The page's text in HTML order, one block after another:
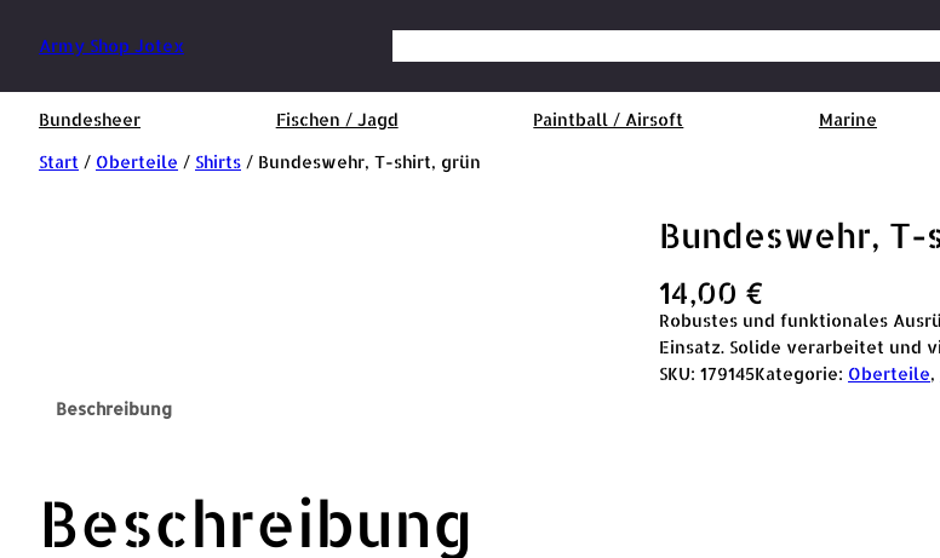
Army Shop Jotex
Bundesheer Fischen / Jagd Paintball / Airsoft Marine
Start / Oberteile / Shirts / Bundeswehr, T-shirt, grün
Bundeswehr,
14,00 €
Robustes und funktionales
Einsatz. Solide verarbeitet und
SKU: 179145Kategorie: Oberteile,
Beschreibung
Beschreibung